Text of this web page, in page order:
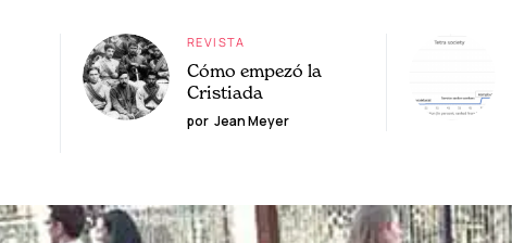
REVISTA
Cómo empezó la
Cristiada
por Jean Meyer